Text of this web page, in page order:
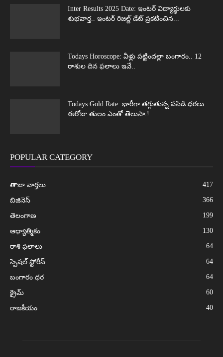
Inter Results 2025 Date: ఇంటర్ విద్యార్థులకు
శుభవార్త.. ఇంటర్ రిజల్ట్ డేట్ ప్రకటించిన...
Todays Horoscope: వీళ్లు పట్టిందల్లా బంగారం.. 12
రాశుల దిన ఫలాలు ఇవే..
Todays Gold Rate: భారీగా తగ్గుతున్న పసిడి ధరలు..
ఈరోజు తులం ఎంతో తెలుసా.!
POPULAR CATEGORY
తాజా వార్తలు 417
బిజినెస్ 366
తెలంగాణ 199
ఆధ్యాత్మికం 130
రాశి ఫలాలు 64
స్పెషల్ స్టోరీస్ 64
బంగారం ధర 64
క్రైమ్ 60
రాజకీయం 40